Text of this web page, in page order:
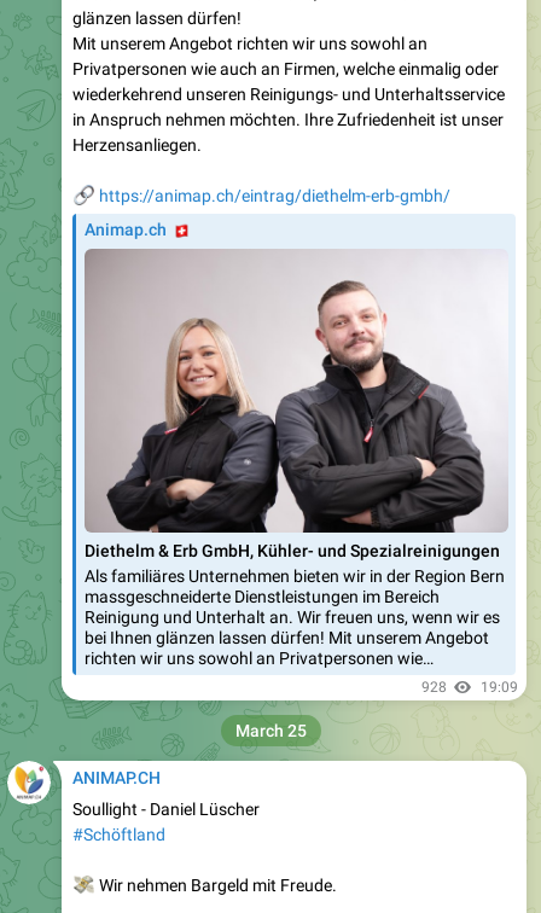
glänzen lassen dürfen!
Mit unserem Angebot richten wir uns sowohl an
Privatpersonen wie auch an Firmen, welche einmalig oder
wiederkehrend unseren Reinigungs- und Unterhaltsservice
in Anspruch nehmen möchten. Ihre Zufriedenheit ist unser
Herzensanliegen.
https://animap.ch/eintrag/diethelm-erb-gmbh/
Animap.ch
🇨🇭
Diethelm & Erb GmbH, Kühler- und Spezialreinigungen
Als familiäres Unternehmen bieten wir in der Region Bern
massgeschneiderte Dienstleistungen im Bereich
Reinigung und Unterhalt an. Wir freuen uns, wenn wir es
bei Ihnen glänzen lassen dürfen! Mit unserem Angebot
richten wir uns sowohl an Privatpersonen wie…
928 19:09
ANIMAP.CH
Soullight - Daniel Lüscher
#Schöftland
Wir nehmen Bargeld mit Freude.
March 25